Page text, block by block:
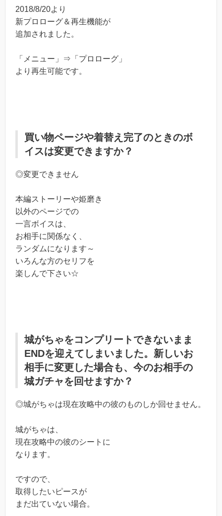
2018/8/20より
新プロローグ＆再生機能が
追加されました。
「メニュー」⇒「プロローグ」
より再生可能です。
買い物ページや着替え完了のときのボ
イスは変更できますか？
◎変更できません
本編ストーリーや姫磨き
以外のページでの
一言ボイスは、
お相手に関係なく、
ランダムになります～
いろんな方のセリフを
楽しんで下さい☆
城がちゃをコンプリートできないまま
ENDを迎えてしまいました。新しいお
相手に変更した場合も、今のお相手の
城ガチャを回せますか？
◎城がちゃは現在攻略中の彼のものしか回せません。
城がちゃは、
現在攻略中の彼のシートに
なります。
ですので、
取得したいピースが
まだ出ていない場合。